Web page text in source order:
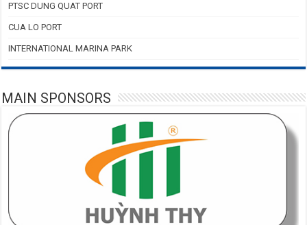
PTSC DUNG QUAT PORT
CUA LO PORT
INTERNATIONAL MARINA PARK
MAIN SPONSORS